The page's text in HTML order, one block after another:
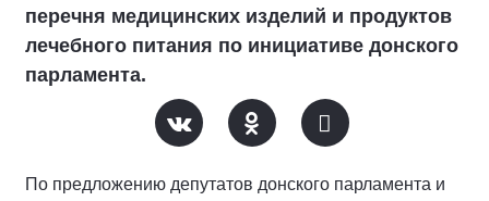
перечня медицинских изделий и продуктов
лечебного питания по инициативе донского
парламента.
По предложению депутатов донского парламента и